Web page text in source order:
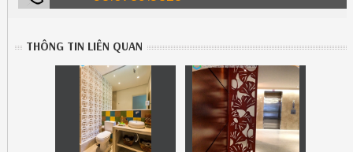
THÔNG TIN LIÊN QUAN